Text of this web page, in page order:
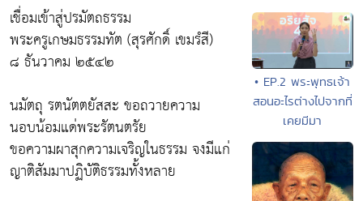
เชื่อมเข้าสู่ปรมัตถธรรม
พระครูเกษมธรรมทัต (สุรศักดิ์ เขมรํสี)
๘ ธันวาคม ๒๕๔๒
นมัตถุ รตนัตตยัสสะ ขอถวายความ
นอบน้อมแด่พระรัตนตรัย
ขอความผาสุกความเจริญในธรรม จงมีแก่
ญาติสัมมาปฏิบัติธรรมทั้งหลาย
• EP.2 พระพุทธเจ้า
สอนอะไรต่างไปจากที่
เคยมีมา